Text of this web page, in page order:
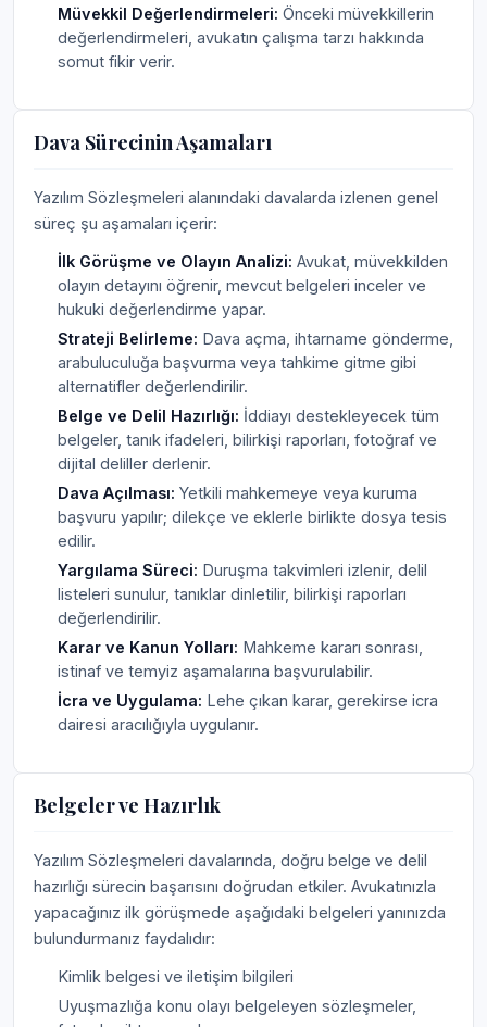
Müvekkil Değerlendirmeleri: Önceki müvekkillerin
değerlendirmeleri, avukatın çalışma tarzı hakkında
somut fikir verir.
Dava Sürecinin Aşamaları
Yazılım Sözleşmeleri alanındaki davalarda izlenen genel
süreç şu aşamaları içerir:
İlk Görüşme ve Olayın Analizi: Avukat, müvekkilden
olayın detayını öğrenir, mevcut belgeleri inceler ve
hukuki değerlendirme yapar.
Strateji Belirleme: Dava açma, ihtarname gönderme,
arabuluculuğa başvurma veya tahkime gitme gibi
alternatifler değerlendirilir.
Belge ve Delil Hazırlığı: İddiayı destekleyecek tüm
belgeler, tanık ifadeleri, bilirkişi raporları, fotoğraf ve
dijital deliller derlenir.
Dava Açılması: Yetkili mahkemeye veya kuruma
başvuru yapılır; dilekçe ve eklerle birlikte dosya tesis
edilir.
Yargılama Süreci: Duruşma takvimleri izlenir, delil
listeleri sunulur, tanıklar dinletilir, bilirkişi raporları
değerlendirilir.
Karar ve Kanun Yolları: Mahkeme kararı sonrası,
istinaf ve temyiz aşamalarına başvurulabilir.
İcra ve Uygulama: Lehe çıkan karar, gerekirse icra
dairesi aracılığıyla uygulanır.
Belgeler ve Hazırlık
Yazılım Sözleşmeleri davalarında, doğru belge ve delil
hazırlığı sürecin başarısını doğrudan etkiler. Avukatınızla
yapacağınız ilk görüşmede aşağıdaki belgeleri yanınızda
bulundurmanız faydalıdır:
Kimlik belgesi ve iletişim bilgileri
Uyuşmazlığa konu olayı belgeleyen sözleşmeler,